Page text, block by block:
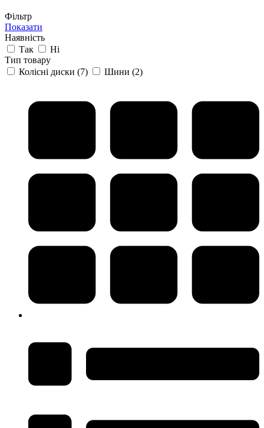
Фільтр
Показати
Наявність
Так
Ні
Тип товару
Колісні диски (7) Шини (2)